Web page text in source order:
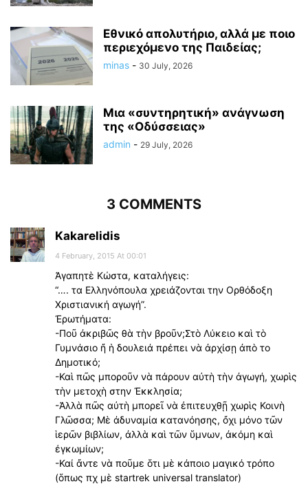
Εθνικό απολυτήριο, αλλά με ποιο
περιεχόμενο της Παιδείας;
minas - 30 July, 2026
Μια «συντηρητική» ανάγνωση
της «Οδύσσειας»
admin - 29 July, 2026
3 COMMENTS
Kakarelidis
4 February, 2015 At 00:01
Ἀγαπητὲ Κώστα, καταλήγεις:
“…. τα Ελληνόπουλα χρειάζονται την Ορθόδοξη
Χριστιανική αγωγή”.
Ἐρωτήματα:
-Ποῦ ἀκριβῶς θὰ τὴν βροῦν;Στὸ Λύκειο καὶ τὸ
Γυμνάσιο ἤ ἡ δουλειά πρέπει νὰ ἀρχίσῃ ἀπὸ το
Δημοτικό;
-Καὶ πῶς μποροῦν νὰ πάρουν αὐτὴ τὴν ἀγωγή, χωρὶς
τὴν μετοχὴ στην Ἐκκλησία;
-Ἀλλὰ πῶς αὐτὴ μπορεῖ νὰ ἐπιτευχθῇ χωρὶς Κοινὴ
Γλῶσσα; Μὲ άδυναμία κατανόησης, ὄχι μόνο τῶν
ἱερῶν βιβλίων, ἀλλὰ καὶ τῶν ὕμνων, ἀκόμη καὶ
έγκωμίων;
-Καί ἄντε νὰ ποῦμε ὅτι μὲ κάποιο μαγικό τρόπο
(ὅπως πχ μὲ startrek universal translator)